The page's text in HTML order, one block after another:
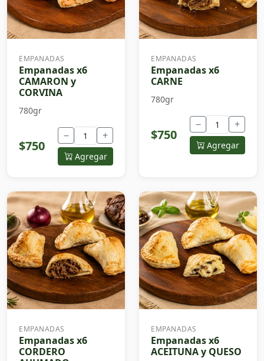
EMPANADAS
Empanadas x6
CAMARON y
CORVINA
780gr
$750
− +
Agregar
EMPANADAS
Empanadas x6
CARNE
780gr
$750
− +
Agregar
EMPANADAS
Empanadas x6
CORDERO
EMPANADAS
Empanadas x6
ACEITUNA y QUESO